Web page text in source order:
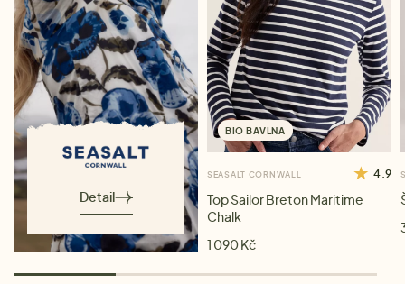
Detail
BIO BAVLNA
SEASALT CORNWALL 4.9
Top Sailor Breton Maritime
Chalk
1 090 Kč